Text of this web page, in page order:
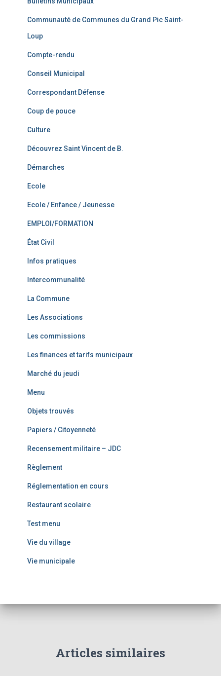
Communauté de Communes du Grand Pic Saint-
Loup
Compte-rendu
Conseil Municipal
Correspondant Défense
Coup de pouce
Culture
Découvrez Saint Vincent de B.
Démarches
Ecole
Ecole / Enfance / Jeunesse
EMPLOI/FORMATION
État Civil
Infos pratiques
Intercommunalité
La Commune
Les Associations
Les commissions
Les finances et tarifs municipaux
Marché du jeudi
Menu
Objets trouvés
Papiers / Citoyenneté
Recensement militaire – JDC
Règlement
Réglementation en cours
Restaurant scolaire
Test menu
Vie du village
Vie municipale
Articles similaires